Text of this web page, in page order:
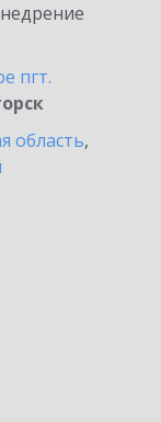
пгт.
область,